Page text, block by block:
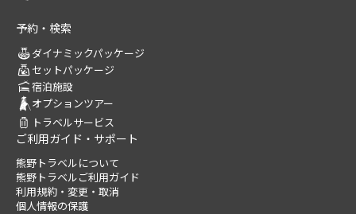
予約・検索
ダイナミックパッケージ
セットパッケージ
宿泊施設
オプションツアー
トラベルサービス
ご利用ガイド・サポート
熊野トラベルについて
熊野トラベルご利用ガイド
利用規約・変更・取消
個人情報の保護